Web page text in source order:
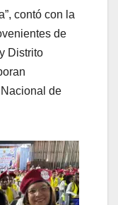
contó con la
de
Distrito
de